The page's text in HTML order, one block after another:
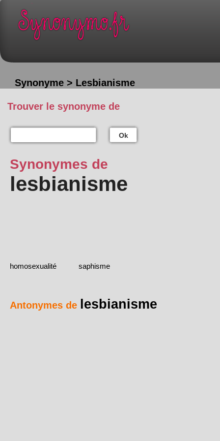
Synonyme > Lesbianisme
Trouver le synonyme de
Ok
Synonymes de
lesbianisme
homosexualité saphisme
Antonymes de lesbianisme